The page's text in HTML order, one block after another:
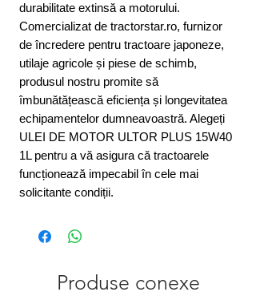
durabilitate extinsă a motorului.
Comercializat de tractorstar.ro, furnizor
de încredere pentru tractoare japoneze,
utilaje agricole și piese de schimb,
produsul nostru promite să
îmbunătățească eficiența și longevitatea
echipamentelor dumneavoastră. Alegeți
ULEI DE MOTOR ULTOR PLUS 15W40
1L pentru a vă asigura că tractoarele
funcționează impecabil în cele mai
solicitante condiții.
Produse conexe